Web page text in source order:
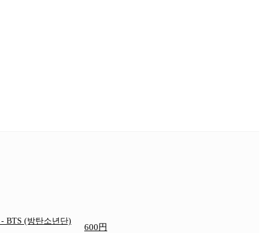
- BTS (방탄소년단)
600円